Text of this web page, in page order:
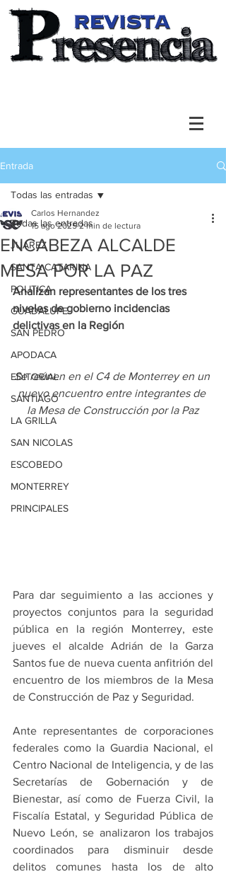
Entrada
Todas las entradas
JUAREZ
SANTA CATARINA
POLITICA
GUADALUPE
SAN PEDRO
APODACA
EDITORIAL
SANTIAGO
LA GRILLA
SAN NICOLAS
ESCOBEDO
MONTERREY
PRINCIPALES
Todas las entradas
ENCABEZA ALCALDE
MESA POR LA PAZ
Carlos Hernandez
15 ago 2025 2 min de lectura
Analizan representantes de los tres
niveles de gobierno incidencias
delictivas en la Región
Se reúnen en el C4 de Monterrey en un
nuevo encuentro entre integrantes de
la Mesa de Construcción por la Paz
Para dar seguimiento a las acciones y
proyectos conjuntos para la seguridad
pública en la región Monterrey, este
jueves el alcalde Adrián de la Garza
Santos fue de nueva cuenta anfitrión del
encuentro de los miembros de la Mesa
de Construcción de Paz y Seguridad.
Ante representantes de corporaciones
federales como la Guardia Nacional, el
Centro Nacional de Inteligencia, y de las
Secretarías de Gobernación y de
Bienestar, así como de Fuerza Civil, la
Fiscalía Estatal, y Seguridad Pública de
Nuevo León, se analizaron los trabajos
coordinados para disminuir desde
delitos comunes hasta los de alto